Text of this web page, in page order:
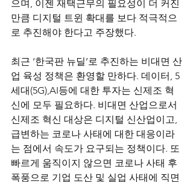
으며, 이젠 재택근무의 필요성이 더 커진
만큼 디지털 트윈 확대를 보다 적극적으
로 추진해야 한다고 주장했다.
최근 ‘한국판 뉴딜’로 추진하는 비대면 산
업 육성 정책은 환영할 만하다. 데이터, 5
세대(5G),AI등에 대한 투자는 신제조 혁
신에 모두 필요하다. 비대면 산업으로서
신제조 혁신 대상은 디지털 신산업이고,
급변하는 코로나 사태에 대한 대응이라
는 점에서 속도가 요구되는 정책이다. 또
빠르게 움직이지 않으면 코로나 사태 후
폭풍으로 기업 도산 및 실업 사태에 직면